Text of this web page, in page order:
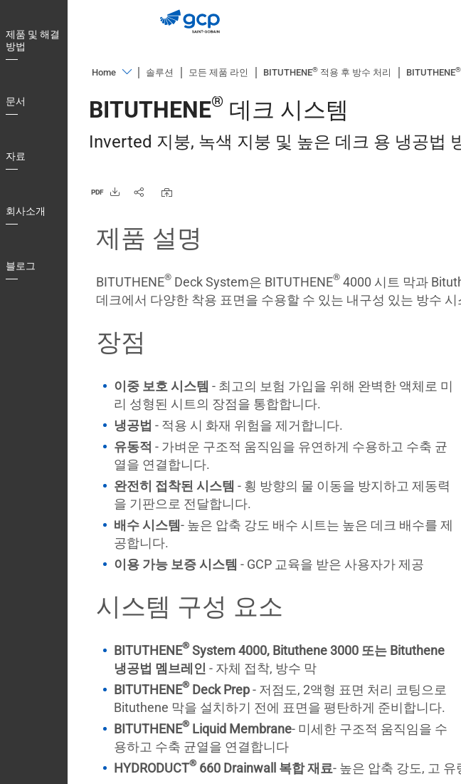
main
navigation
제품 및 해결
방법
문서
자료
회사소개
블로그
Home
품
해
문
서
료
소
블
코
Briefcase
Country
Login
솔루션 모든 제품 라인 BITUTHENE® 적용 후 방수 처리 BITUTHENE®
BITUTHENE® 데크 시스템
Inverted 지붕, 녹색 지붕 및 높은 데크 용 냉공법
PDF
제품 설명
BITUTHENE®Deck System은 BITUTHENE®4000 시트 막과
데크에서 다양한 착용 표면을 수용할 수 있는 내구성 있는 방수
장점
이중 보호 시스템 - 최고의 보험 가입을 위해 완벽한 액체로 미
리 성형된 시트의 장점을 통합합니다.
냉공법 - 적용 시 화재 위험을 제거합니다.
유동적 - 가벼운 구조적 움직임을 유연하게 수용하고 수축 균
열을 연결합니다.
완전히 접착된 시스템 - 횡 방향의 물 이동을 방지하고 제동력
을 기판으로 전달합니다.
배수 시스템- 높은 압축 강도 배수 시트는 높은 데크 배수를 제
공합니다.
이용 가능 보증 시스템 - GCP 교육을 받은 사용자가 제공
시스템 구성 요소
BITUTHENE®System 4000, Bituthene 3000 또는 Bituthene
냉공법 멤브레인 - 자체 접착, 방수 막
BITUTHENE®Deck Prep- 저점도, 2액형 표면 처리 코팅으로
Bituthene 막을 설치하기 전에 표면을 평탄하게 준비합니다.
BITUTHENE®Liquid Membrane- 미세한 구조적 움직임을 수
용하고 수축 균열을 연결합니다
HYDRODUCT®660 Drainwall 복합 재료- 높은 압축 강도, 고